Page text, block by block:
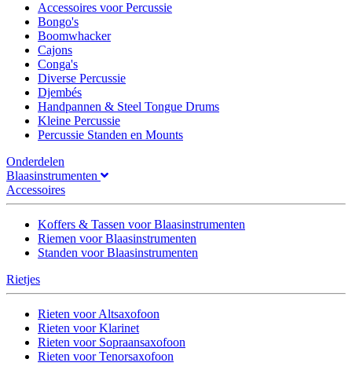
Accessoires voor Percussie
Bongo's
Boomwhacker
Cajons
Conga's
Diverse Percussie
Djembés
Handpannen & Steel Tongue Drums
Kleine Percussie
Percussie Standen en Mounts
Onderdelen
Blaasinstrumenten
Accessoires
Koffers & Tassen voor Blaasinstrumenten
Riemen voor Blaasinstrumenten
Standen voor Blaasinstrumenten
Rietjes
Rieten voor Altsaxofoon
Rieten voor Klarinet
Rieten voor Sopraansaxofoon
Rieten voor Tenorsaxofoon